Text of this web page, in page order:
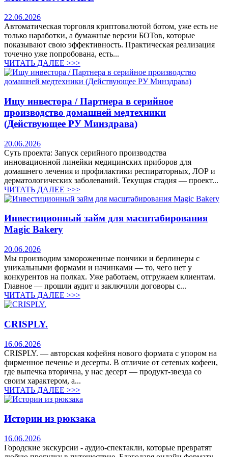
22.06.2026
Автоматическая торговля криптовалютой ботом, уже есть не
только наработки, а бумажные версии БОТов, которые
показывают свою эффективность. Практическая реализация
точечно уже попробована, есть...
ЧИТАТЬ ДАЛЕЕ >>>
Ищу инвестора / Партнера в серийное
производство домашней медтехники
(Действующее РУ Минздрава)
20.06.2026
Суть проекта: Запуск серийного производства
инновационной линейки медицинских приборов для
домашнего лечения и профилактики респираторных, ЛОР и
дерматологических заболеваний. Текущая стадия — проект...
ЧИТАТЬ ДАЛЕЕ >>>
Инвестиционный займ для масштабирования
Magic Bakery
20.06.2026
Мы производим замороженные пончики и берлинеры с
уникальными формами и начинками — то, чего нет у
конкурентов на полках. Уже работаем, отгружаем клиентам.
Главное — прошли аудит и заключили договоры с...
ЧИТАТЬ ДАЛЕЕ >>>
CRISPLY.
16.06.2026
CRISPLY. — авторская кофейня нового формата с упором на
фирменное печенье и десерты. В отличие от сетевых кофеен,
где выпечка вторична, у нас десерт — продукт-звезда со
своим характером, а...
ЧИТАТЬ ДАЛЕЕ >>>
Истории из рюкзака
16.06.2026
Городские экскурсии - аудио-спектакли, которые превратят